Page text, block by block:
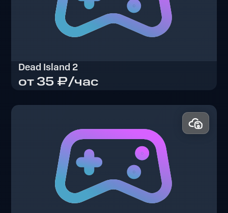
Dead Island 2
от 35 ₽/час